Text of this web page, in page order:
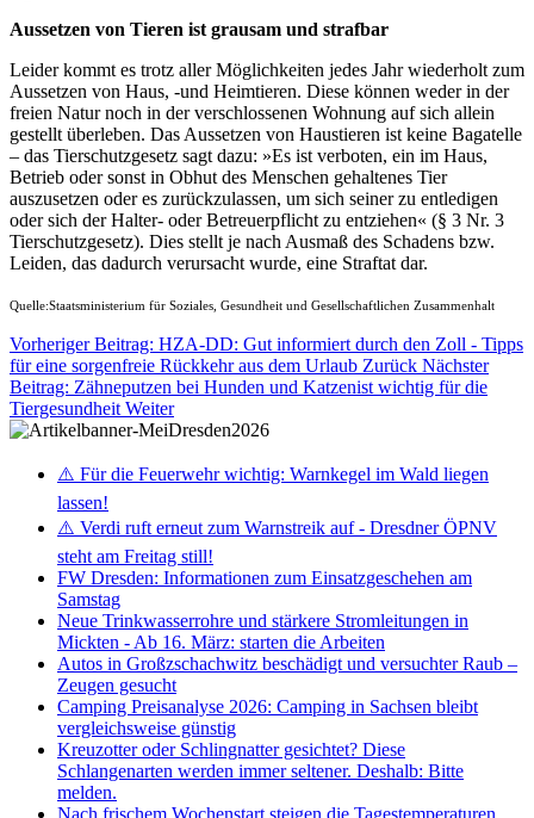
Aussetzen von Tieren ist grausam und strafbar
Leider kommt es trotz aller Möglichkeiten jedes Jahr wiederholt zum
Aussetzen von Haus, -und Heimtieren. Diese können weder in der
freien Natur noch in der verschlossenen Wohnung auf sich allein
gestellt überleben. Das Aussetzen von Haustieren ist keine Bagatelle
– das Tierschutzgesetz sagt dazu: »Es ist verboten, ein im Haus,
Betrieb oder sonst in Obhut des Menschen gehaltenes Tier
auszusetzen oder es zurückzulassen, um sich seiner zu entledigen
oder sich der Halter- oder Betreuerpflicht zu entziehen« (§ 3 Nr. 3
Tierschutzgesetz). Dies stellt je nach Ausmaß des Schadens bzw.
Leiden, das dadurch verursacht wurde, eine Straftat dar.
Quelle:Staatsministerium für Soziales, Gesundheit und Gesellschaftlichen Zusammenhalt
Vorheriger Beitrag: HZA-DD: Gut informiert durch den Zoll - Tipps
für eine sorgenfreie Rückkehr aus dem Urlaub Zurück Nächster
Beitrag: Zähneputzen bei Hunden und Katzenist wichtig für die
Tiergesundheit Weiter
⚠️ Für die Feuerwehr wichtig: Warnkegel im Wald liegen
lassen!
⚠️ Verdi ruft erneut zum Warnstreik auf - Dresdner ÖPNV
steht am Freitag still!
FW Dresden: Informationen zum Einsatzgeschehen am
Samstag
Neue Trinkwasserrohre und stärkere Stromleitungen in
Mickten - Ab 16. März: starten die Arbeiten
Autos in Großzschachwitz beschädigt und versuchter Raub –
Zeugen gesucht
Camping Preisanalyse 2026: Camping in Sachsen bleibt
vergleichsweise günstig
Kreuzotter oder Schlingnatter gesichtet? Diese
Schlangenarten werden immer seltener. Deshalb: Bitte
melden.
Nach frischem Wochenstart steigen die Tagestemperaturen